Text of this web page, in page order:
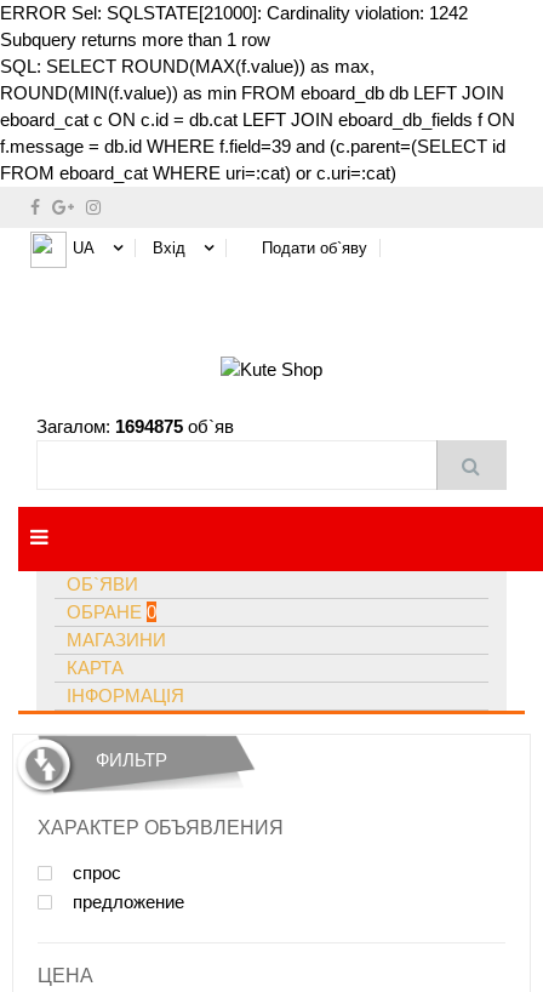
ERROR Sel: SQLSTATE[21000]: Cardinality violation: 1242
Subquery returns more than 1 row
SQL: SELECT ROUND(MAX(f.value)) as max,
ROUND(MIN(f.value)) as min FROM eboard_db db LEFT JOIN
eboard_cat c ON c.id = db.cat LEFT JOIN eboard_db_fields f ON
f.message = db.id WHERE f.field=39 and (c.parent=(SELECT id
FROM eboard_cat WHERE uri=:cat) or c.uri=:cat)
UA Вхід Подати об`яву
Загалом: 1694875 об`яв
ОБ`ЯВИ
ОБРАНЕ 0
МАГАЗИНИ
КАРТА
ІНФОРМАЦІЯ
ФИЛЬТР
ХАРАКТЕР ОБЪЯВЛЕНИЯ
спрос
предложение
ЦЕНА